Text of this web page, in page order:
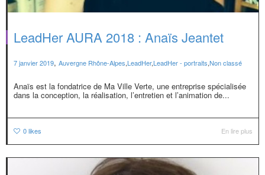
LeadHer AURA 2018 : Anaïs Jeantet
7 janvier 2019, Auvergne Rhône-Alpes,LeadHer,LeadHer - portraits,Non classé
Anaïs est la fondatrice de Ma Ville Verte, une entreprise spécialisée
dans la conception, la réalisation, l’entretien et l’animation de...
0likes En lire plus